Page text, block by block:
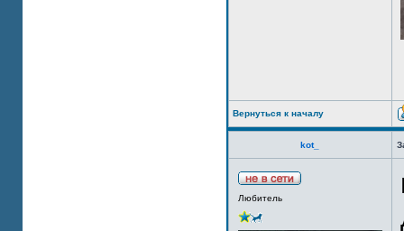
Вернуться к началу
kot_
Любитель